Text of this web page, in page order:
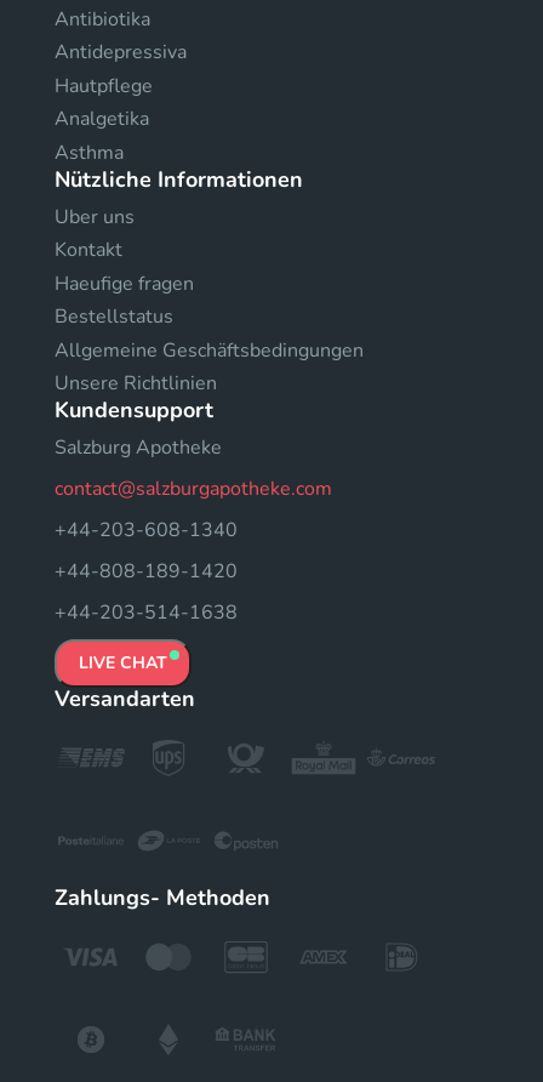
Antibiotika
Antidepressiva
Hautpflege
Analgetika
Asthma
Nützliche Informationen
Uber uns
Kontakt
Haeufige fragen
Bestellstatus
Allgemeine Geschäftsbedingungen
Unsere Richtlinien
Kundensupport
Salzburg Apotheke
contact@salzburgapotheke.com
+44-203-608-1340
+44-808-189-1420
+44-203-514-1638
LIVE CHAT
Versandarten
Zahlungs- Methoden